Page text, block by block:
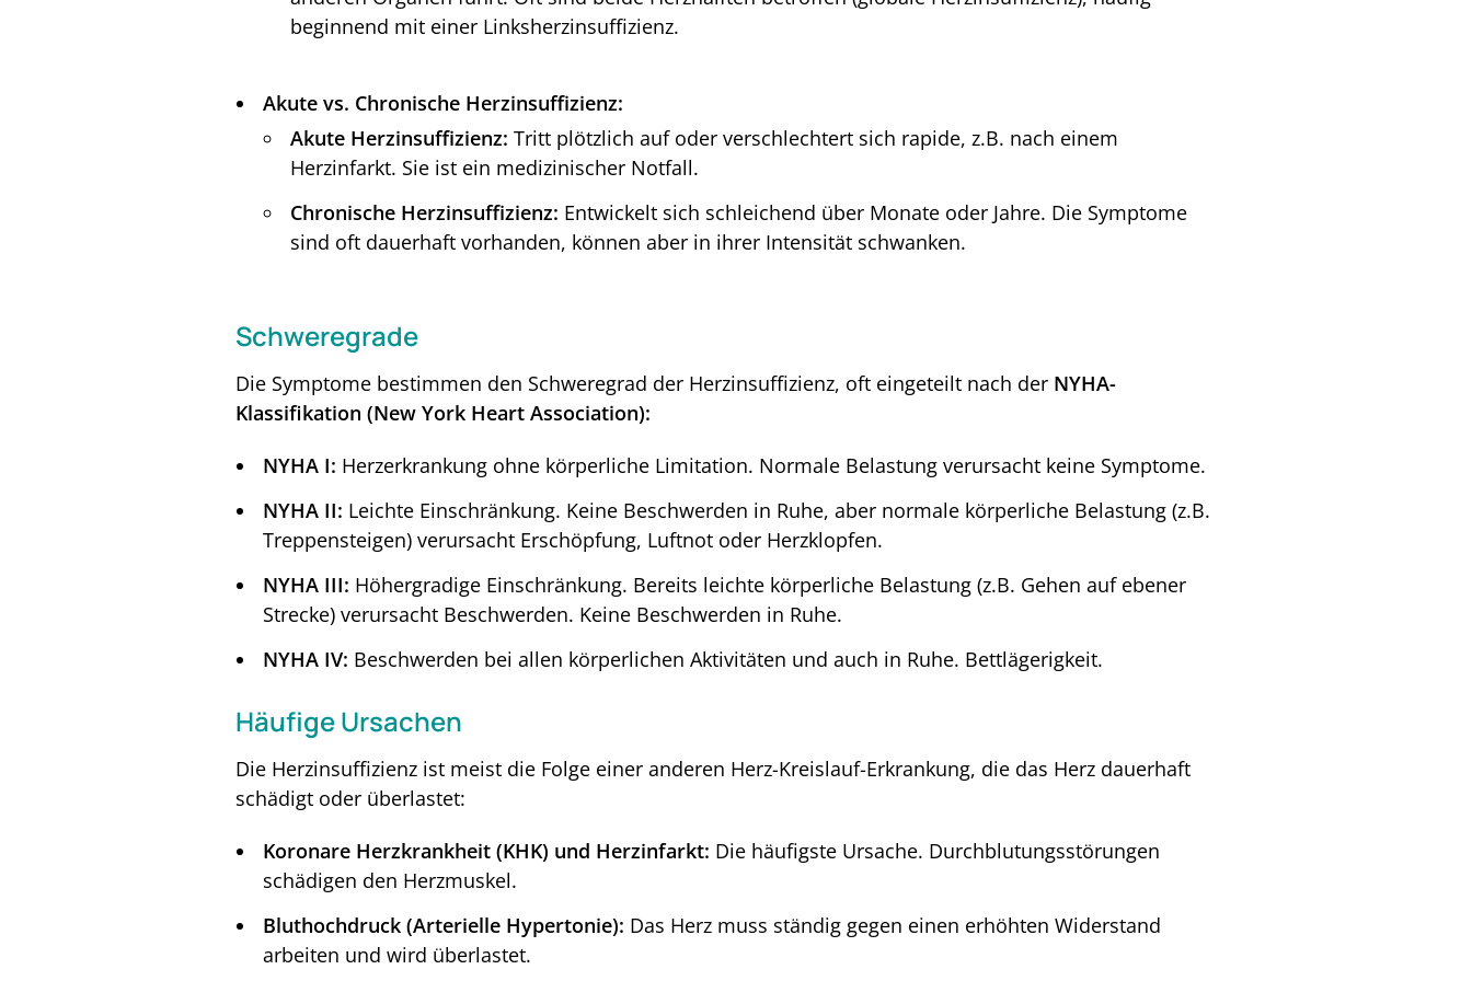
beginnend mit einer Linksherzinsuffizienz.
Akute vs. Chronische Herzinsuffizienz:
Akute Herzinsuffizienz: Tritt plötzlich auf oder verschlechtert sich rapide, z.B. nach einem
Herzinfarkt. Sie ist ein medizinischer Notfall.
Chronische Herzinsuffizienz: Entwickelt sich schleichend über Monate oder Jahre. Die Symptome
sind oft dauerhaft vorhanden, können aber in ihrer Intensität schwanken.
Schweregrade
Die Symptome bestimmen den Schweregrad der Herzinsuffizienz, oft eingeteilt nach der NYHA-
Klassifikation (New York Heart Association):
NYHA I: Herzerkrankung ohne körperliche Limitation. Normale Belastung verursacht keine Symptome.
NYHA II: Leichte Einschränkung. Keine Beschwerden in Ruhe, aber normale körperliche Belastung (z.B.
Treppensteigen) verursacht Erschöpfung, Luftnot oder Herzklopfen.
NYHA III: Höhergradige Einschränkung. Bereits leichte körperliche Belastung (z.B. Gehen auf ebener
Strecke) verursacht Beschwerden. Keine Beschwerden in Ruhe.
NYHA IV: Beschwerden bei allen körperlichen Aktivitäten und auch in Ruhe. Bettlägerigkeit.
Häufige Ursachen
Die Herzinsuffizienz ist meist die Folge einer anderen Herz-Kreislauf-Erkrankung, die das Herz dauerhaft
schädigt oder überlastet:
Koronare Herzkrankheit (KHK) und Herzinfarkt: Die häufigste Ursache. Durchblutungsstörungen
schädigen den Herzmuskel.
Bluthochdruck (Arterielle Hypertonie): Das Herz muss ständig gegen einen erhöhten Widerstand
arbeiten und wird überlastet.